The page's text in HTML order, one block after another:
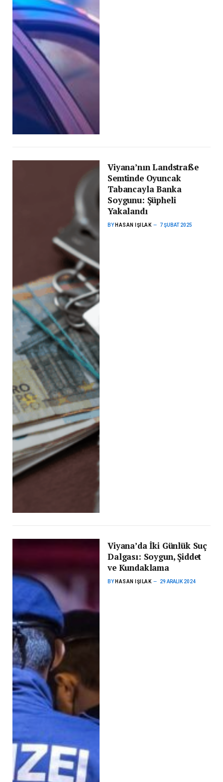
Viyana’nın Landstraße
Semtinde Oyuncak
Tabancayla Banka
Soygunu: Şüpheli
Yakalandı
BY HASAN IŞILAK 7 ŞUBAT 2025
Viyana’da İki Günlük Suç
Dalgası: Soygun, Şiddet
ve Kundaklama
BY HASAN IŞILAK 29 ARALIK 2024